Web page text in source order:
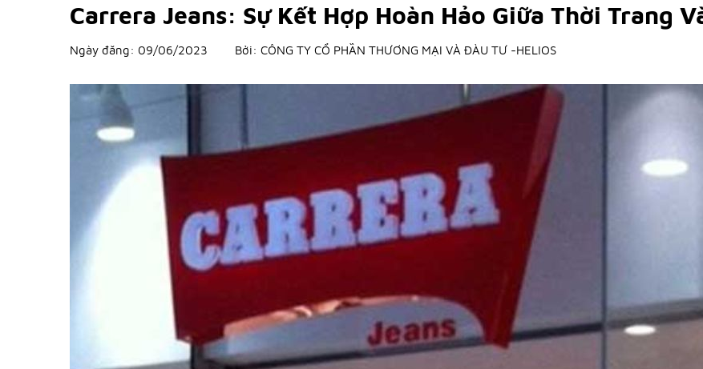
Carrera Jeans: Sự Kết Hợp Hoàn Hảo Giữa Thời Trang
Ngày đăng: 09/06/2023 Bởi: CÔNG TY CỔ PHẦN THƯƠNG MẠI VÀ ĐÀU TƯ -HELIOS